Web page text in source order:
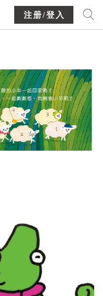
注册/登入